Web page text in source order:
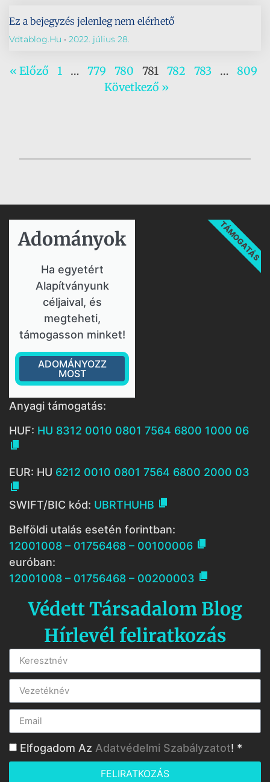
Ez a bejegyzés jelenleg nem elérhető
Vdtablog.hu 2022. július 28.
« Előző 1 … 779 780 781 782 783 …
809
Következő »
Adományok​
Ha egyetért
Alapítványunk
céljaival, és
megteheti,
támogasson minket!
ADOMÁNYOZZ
MOST
TÁMOGATÁS
Anyagi támogatás:
HUF: HU 8312 0010 0801 7564 6800 1000 06

EUR: HU 6212 0010 0801 7564 6800 2000 03

SWIFT/BIC kód: UBRTHUHB 
Belföldi utalás esetén forintban:
12001008 – 01756468 – 00100006 
euróban:
12001008 – 01756468 – 00200003 
Védett Társadalom Blog
Hírlevél feliratkozás
Elfogadom Az Adatvédelmi Szabályzatot! *
FELIRATKOZÁS